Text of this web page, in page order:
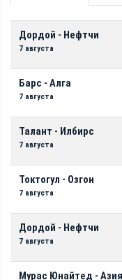
Дордой - Нефтчи
7 августа
Барс - Алга
7 августа
Талант - Илбирс
7 августа
Токтогул - Озгон
7 августа
Дордой - Нефтчи
7 августа
Мурас Юнайтед - Азия